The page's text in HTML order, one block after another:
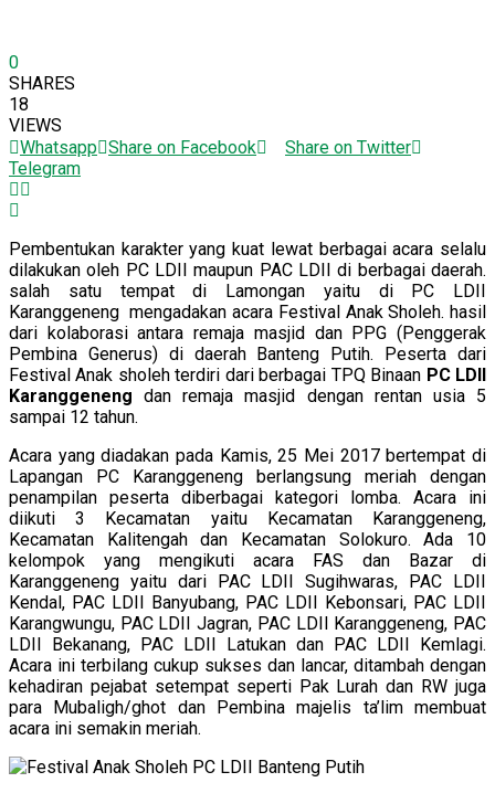
0
SHARES
18
VIEWS
Whatsapp Share on Facebook
Share on Twitter
Telegram
Pembentukan karakter yang kuat lewat berbagai acara selalu
dilakukan oleh PC LDII maupun PAC LDII di berbagai daerah.
salah satu tempat di Lamongan yaitu di PC LDII
Karanggeneng mengadakan acara Festival Anak Sholeh. hasil
dari kolaborasi antara remaja masjid dan PPG (Penggerak
Pembina Generus) di daerah Banteng Putih. Peserta dari
Festival Anak sholeh terdiri dari berbagai TPQ Binaan PC LDII
Karanggeneng dan remaja masjid dengan rentan usia 5
sampai 12 tahun.
Acara yang diadakan pada Kamis, 25 Mei 2017 bertempat di
Lapangan PC Karanggeneng berlangsung meriah dengan
penampilan peserta diberbagai kategori lomba. Acara ini
diikuti 3 Kecamatan yaitu Kecamatan Karanggeneng,
Kecamatan Kalitengah dan Kecamatan Solokuro. Ada 10
kelompok yang mengikuti acara FAS dan Bazar di
Karanggeneng yaitu dari PAC LDII Sugihwaras, PAC LDII
Kendal, PAC LDII Banyubang, PAC LDII Kebonsari, PAC LDII
Karangwungu, PAC LDII Jagran, PAC LDII Karanggeneng, PAC
LDII Bekanang, PAC LDII Latukan dan PAC LDII Kemlagi.
Acara ini terbilang cukup sukses dan lancar, ditambah dengan
kehadiran pejabat setempat seperti Pak Lurah dan RW juga
para Mubaligh/ghot dan Pembina majelis ta’lim membuat
acara ini semakin meriah.